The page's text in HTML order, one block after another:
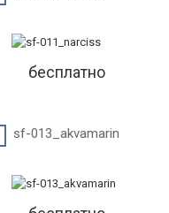
бесплатно
sf-013_akvamarin